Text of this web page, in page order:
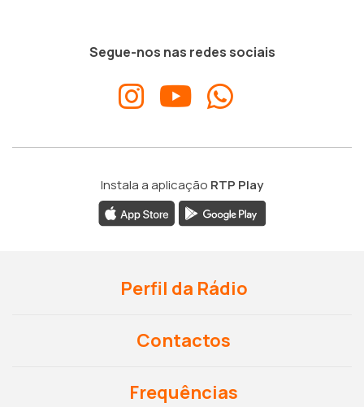
Segue-nos nas redes sociais
Instala a aplicação RTP Play
Perfil da Rádio
Contactos
Frequências